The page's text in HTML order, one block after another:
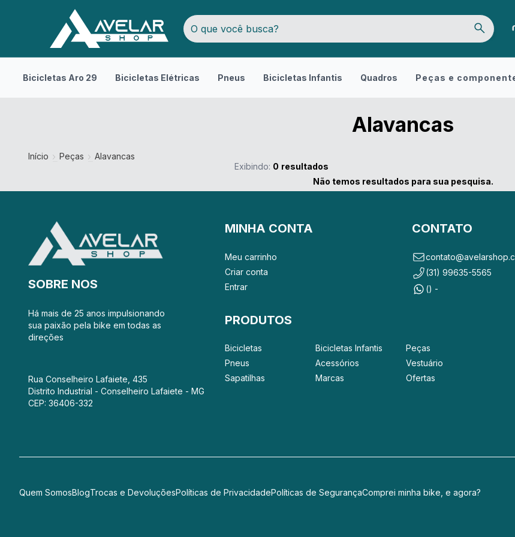
Bicicletas Aro 29 Bicicletas Elétricas Pneus Bicicletas Infantis Quadros Peças e
Alavancas
Início Peças
Alavancas
Exibindo: 0 resultados
Não temos resultados para sua pesquisa.
SOBRE NOS
Há mais de 25 anos impulsionando
sua paixão pela bike em todas as
direções
Rua Conselheiro Lafaiete, 435
Distrito Industrial - Conselheiro Lafaiete - MG
CEP: 36406-332
MINHA CONTA
Meu carrinho
Criar conta
Entrar
CONTATO
(31) 99635-5565
() -
PRODUTOS
Bicicletas
Pneus
Sapatilhas
Bicicletas Infantis
Acessórios
Marcas
Peças
Vestuário
Ofertas
Quem SomosBlogTrocas e DevoluçõesPolíticas de PrivacidadePolíticas de SegurançaComprei minha bike, e agora?